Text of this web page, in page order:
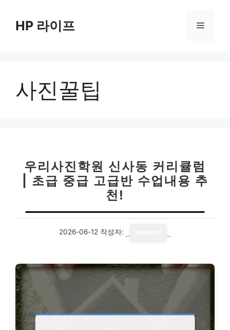
HP 라이프 메
사진꿀팁
우리사진학원 신사동 커리큘럼
| 초급 중급 고급반 수업내용 추
천!
2026-06-12 작성자: